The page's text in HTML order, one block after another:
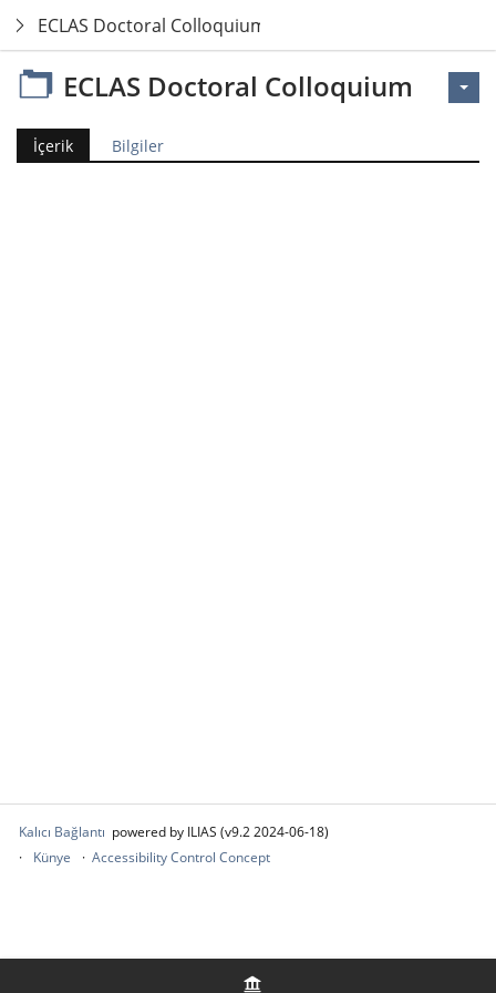
ECLAS Doctoral Colloquium
ECLAS Doctoral Colloquium
İçerik Bilgiler
Kalıcı Bağlantı powered by ILIAS (v9.2 2024-06-18)
Künye
Accessibility Control Concept